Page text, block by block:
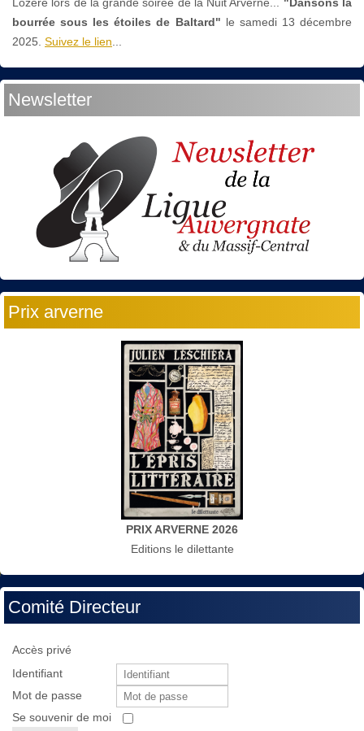
bourrée sous les étoiles de Baltard" le samedi 13 décembre
2025. Suivez le lien
Newsletter
Prix arverne
PRIX ARVERNE 2026
Editions le dilettante
Comité Directeur
Accès privé
Identifiant
Mot de passe
Se souvenir de moi